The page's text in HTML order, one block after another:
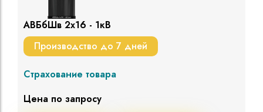
АВБбШв 2х16 - 1кВ
Производство до 7 дней
Страхование товара
Цена по запросу